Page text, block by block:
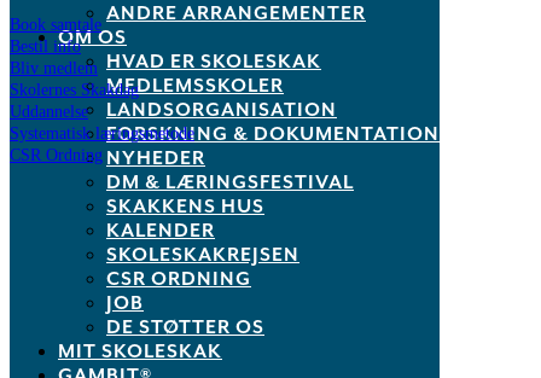
ANDRE ARRANGEMENTER
OM OS
HVAD ER SKOLESKAK
MEDLEMSSKOLER
LANDSORGANISATION
FORSKNING & DOKUMENTATION
NYHEDER
DM & LÆRINGSFESTIVAL
SKAKKENS HUS
KALENDER
SKOLESKAKREJSEN
CSR ORDNING
JOB
DE STØTTER OS
MIT SKOLESKAK
Book samtale
Bestil info
Bliv medlem
Skolernes Skakdag
Uddannelse
Systematisk læringsmetode
CSR Ordning
Skakshoppen.dk
Mit.skoleskak.dk
Skakskolen.dk
Privatlivspolitik